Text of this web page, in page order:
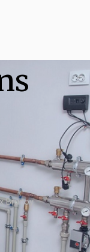
Brunoy